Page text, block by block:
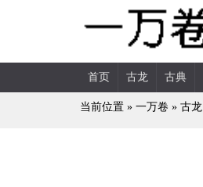
首页 古龙 古典
当前位置 » 一万卷 » 古龙